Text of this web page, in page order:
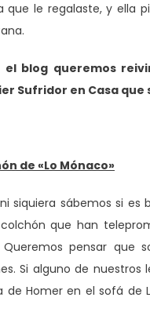
que le regalaste, y ella
el blog queremos
Sufridor en Casa
de «Lo Mónaco»
siquiera sábemos si
que han
Queremos pensar
Si alguno de
de Homer en el sofá de